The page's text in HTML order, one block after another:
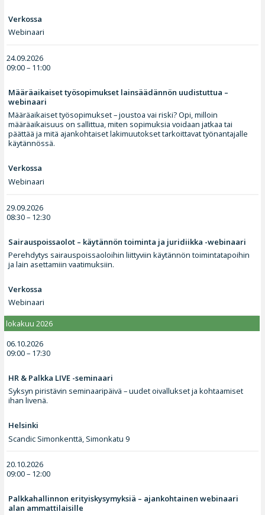
Verkossa
Webinaari
24.09.2026
09:00 – 11:00
Määräaikaiset työsopimukset lainsäädännön uudistuttua –
webinaari
Määräaikaiset työsopimukset – joustoa vai riski? Opi, milloin
määräaikaisuus on sallittua, miten sopimuksia voidaan jatkaa tai
päättää ja mitä ajankohtaiset lakimuutokset tarkoittavat työnantajalle
käytännössä.
Verkossa
Webinaari
29.09.2026
08:30 – 12:30
Sairauspoissaolot – käytännön toiminta ja juridiikka -webinaari
Perehdytys sairauspoissaoloihin liittyviin käytännön toimintatapoihin
ja lain asettamiin vaatimuksiin.
Verkossa
Webinaari
lokakuu 2026
06.10.2026
09:00 – 17:30
HR & Palkka LIVE -seminaari
Syksyn piristävin seminaaripäivä – uudet oivallukset ja kohtaamiset
ihan livenä.
Helsinki
Scandic Simonkenttä, Simonkatu 9
20.10.2026
09:00 – 12:00
Palkkahallinnon erityiskysymyksiä – ajankohtainen webinaari
alan ammattilaisille